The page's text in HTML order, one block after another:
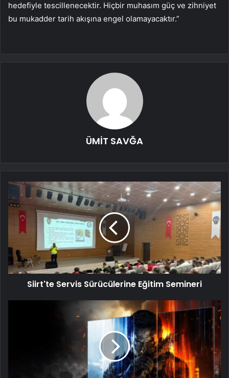
hedefiyle tescillenecektir. Hiçbir muhasım güç ve zihniyet
bu mukadder tarih akışına engel olamayacaktır.”
ÜMİT SAVĞA
Siirt'te Servis Sürücülerine Eğitim Semineri